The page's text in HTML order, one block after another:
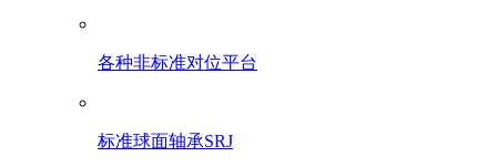
各种非标准对位平台
标准球面轴承SRJ